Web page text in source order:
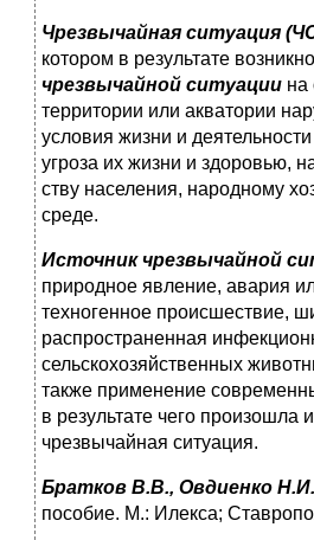
Чрезвычайная ситуация
котором в результате
чрезвычайной ситуации на
территории или акватории
условия жизни и
угроза их жизни и здоровью,
ству населения, народному
среде.
Источник чрезвычайной
природное явление, авария
техногенное происшествие,
распространенная
сель­скохозяйственных
также примене­ние
в результате чего про­изошла
чрезвычайная ситуация.
Братков В.В., Овдиенко Н.И.
пособие. М.: Илекса;